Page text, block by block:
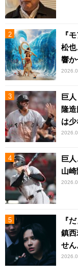
『
松
響か
巨
隆
は少
巨
山崎
『
鎮西
せん